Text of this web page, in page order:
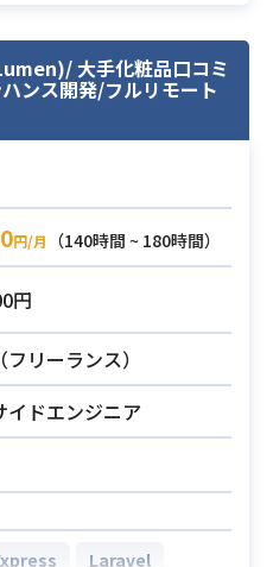
ます。
業務内容】
リケーションの開発、チ
面サポートやタスクの管
開発チーム力向上へ提
事業推進への提案、貢
ンドの開発実務経験5年以
の開発経験
経験
を保有している（2年以上
）
ションエンジニアリング
（2年以上の業務経験）
キャリアの携帯電話基地
システムの開発を行って
。
ル開発で、ペアプログラ
ドメインですが一部フ
願いします。
のシステム開発経験（ツ
: CodeCommit、CodeBu
、CodePipeline、
む)、
、RDS、Route5
、Fargate、S3、SS
での開発経験
大手化粧品口コミ
ンス開発/フルリモート
円/月
（140時間 ~ 180時間）
円
リーランス）
イドエンジニア
Laravel